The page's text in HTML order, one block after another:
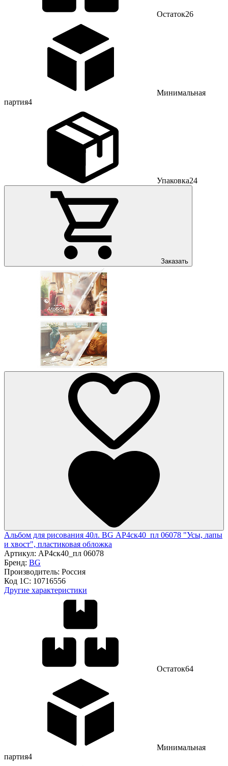
Остаток26
Минимальная
партия4
Упаковка24
Заказать
Альбом для рисования 40л. BG АР4ск40_пл 06078 "Усы, лапы
и хвост", пластиковая обложка
Артикул: АР4ск40_пл 06078
Бренд: BG
Производитель: Россия
Код 1С: 10716556
Другие характеристики
Остаток64
Минимальная
партия4